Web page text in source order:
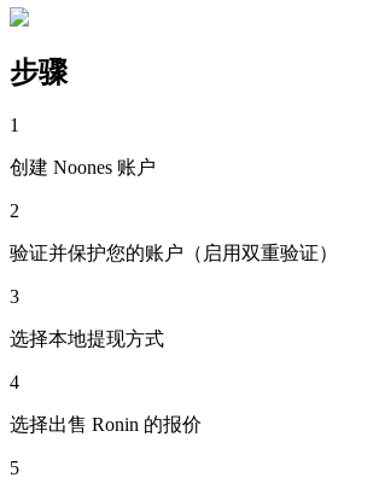
步骤
1
创建 Noones 账户
2
验证并保护您的账户（启用双重验证）
3
选择本地提现方式
4
选择出售 Ronin 的报价
5